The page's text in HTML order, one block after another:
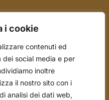
i cookie
contenuti ed
social media e per
inoltre
il nostro sito con i
analisi dei dati web,